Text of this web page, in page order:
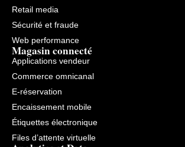
Retail media
Sécurité et fraude
Web performance
Magasin connecté
Applications vendeur
Commerce omnicanal
E-réservation
Encaissement mobile
Étiquettes électronique
Files d’attente virtuelle